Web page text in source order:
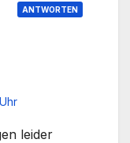
ANTWORTEN
leider